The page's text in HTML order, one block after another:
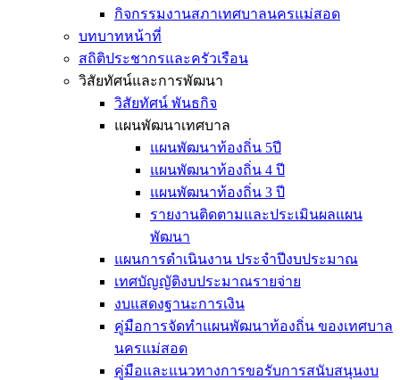
กิจกรรมงานสภาเทศบาลนครแม่สอด
บทบาทหน้าที่
สถิติประชากรและครัวเรือน
วิสัยทัศน์และการพัฒนา
วิสัยทัศน์ พันธกิจ
แผนพัฒนาเทศบาล
แผนพัฒนาท้องถิ่น 5ปี
แผนพัฒนาท้องถิ่น 4 ปี
แผนพัฒนาท้องถิ่น 3 ปี
รายงานติดตามและประเมินผลแผน
พัฒนา
แผนการดำเนินงาน ประจำปีงบประมาณ
เทศบัญญัติงบประมาณรายจ่าย
งบแสดงฐานะการเงิน
คู่มือการจัดทำแผนพัฒนาท้องถิ่น ของเทศบาล
นครแม่สอด
คู่มือและแนวทางการขอรับการสนับสนุนงบ